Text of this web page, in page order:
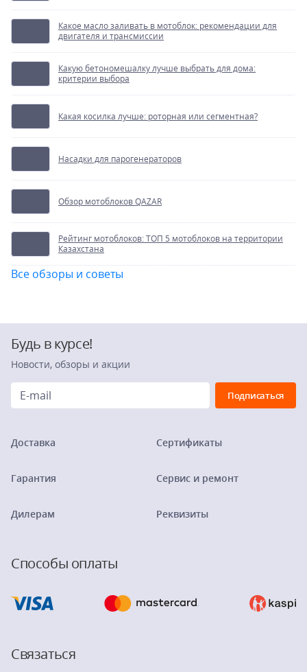
Какое масло заливать в мотоблок: рекомендации для
двигателя и трансмиссии
Какую бетономешалку лучше выбрать для дома:
критерии выбора
Какая косилка лучше: роторная или сегментная?
Насадки для парогенераторов
Обзор мотоблоков QAZAR
Рейтинг мотоблоков: ТОП 5 мотоблоков на территории
Казахстана
Все обзоры и советы
Будь в курсе!
Новости, обзоры и акции
Доставка
Гарантия
Дилерам
Сертификаты
Сервис и ремонт
Реквизиты
Способы оплаты
Связаться